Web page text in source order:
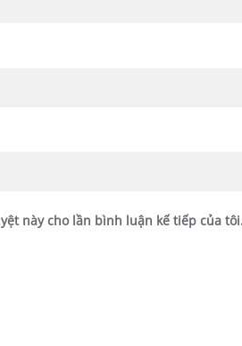
này cho lần bình luận kế tiếp của